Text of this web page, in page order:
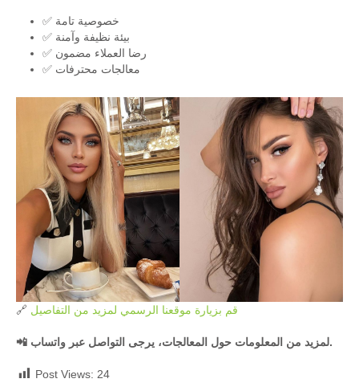
✅ خصوصية تامة
✅ بيئة نظيفة وآمنة
✅ رضا العملاء مضمون
✅ معالجات محترفات
🔗 قم بزيارة موقعنا الرسمي لمزيد من التفاصيل
📲 لمزيد من المعلومات حول المعالجات، يرجى التواصل عبر واتساب.
Post Views: 24